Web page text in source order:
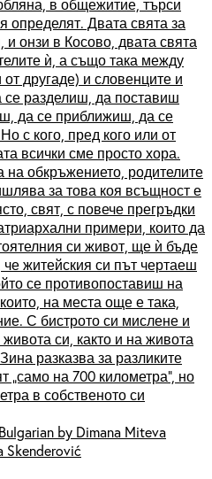
определят. Двата свята за
и онзи в Косово, двата свята
ѝ, а също така между
другаде) и словенците и
се разделиш, да поставиш
да се приближиш, да се
с кого, пред кого или от
всички сме просто хора.
на обкръжението, родителите
за това коя всъщност е
свят, с повече прегръдки
примери, които да
си живот, ще ѝ бъде
житейския си път чертаеш
се противопоставиш на
на места още е така,
С бистрото си мислене и
си, както и на живота
разказва за разликите
„само на 700 километра“, но
в собственото си
by Dimana Miteva
Skenderović